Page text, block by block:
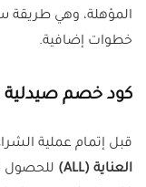
المؤهلة، وهي طريقة
خطوات إضافية.
كود خصم صيدلية
قبل إتمام عملية
العناية (ALL)
للحصول